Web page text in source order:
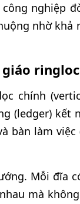
nghiệp
nhờ
giáo
chính
(ledger) kết
bàn làm
Mỗi đĩa
mà